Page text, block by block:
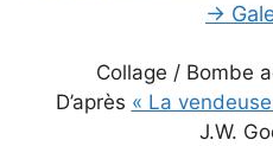
→
Collage / Bombe
D’après « La
J.W.